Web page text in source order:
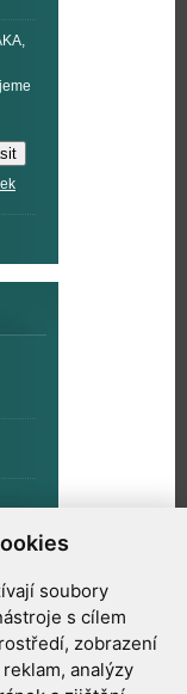
soubory
s cílem
zobrazení
analýzy